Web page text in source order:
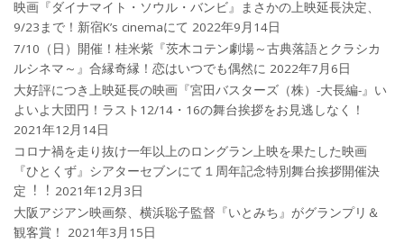
映画『ダイナマイト・ソウル・バンビ』まさかの上映延長決定、
9/23まで！新宿K’s cinemaにて 2022年9月14日
7/10（日）開催！桂米紫『茨木コテン劇場～古典落語とクラシカ
ルシネマ～』合縁奇縁！恋はいつでも偶然に 2022年7月6日
大好評につき上映延長の映画『宮田バスターズ（株）-大長編-』い
よいよ大団円！ラスト12/14・16の舞台挨拶をお見逃しなく！
2021年12月14日
コロナ禍を⾛り抜け⼀年以上のロングラン上映を果たした映画
『ひとくず』シアターセブンにて１周年記念特別舞台挨拶開催決
定︕︕ 2021年12月3日
大阪アジアン映画祭、横浜聡子監督『いとみち』がグランプリ＆
観客賞！
2021年3月15日